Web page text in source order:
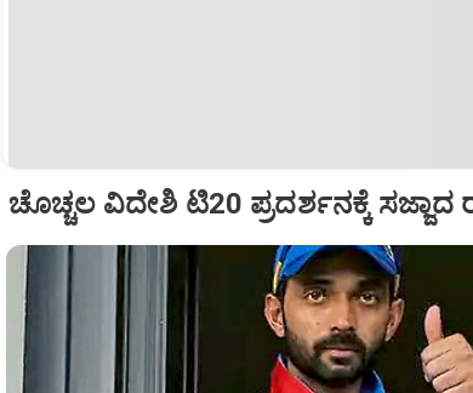
ಚೊಚ್ಚಲ ವಿದೇಶಿ ಟಿ20 ಪ್ರದರ್ಶನಕ್ಕೆ ಸಜ್ಜಾದ